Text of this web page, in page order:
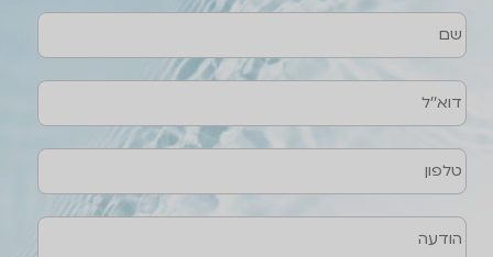
שם
הודעה
דוא''ל
טלפון